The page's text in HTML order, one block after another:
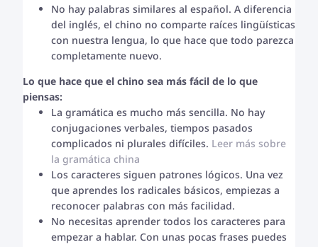
No hay palabras similares al español. A diferencia
del inglés, el chino no comparte raíces lingüísticas
con nuestra lengua, lo que hace que todo parezca
completamente nuevo.
Lo que hace que el chino sea más fácil de lo que
piensas:
La gramática es mucho más sencilla. No hay
conjugaciones verbales, tiempos pasados
complicados ni plurales difíciles. Leer más sobre
la gramática china
Los caracteres siguen patrones lógicos. Una vez
que aprendes los radicales básicos, empiezas a
reconocer palabras con más facilidad.
No necesitas aprender todos los caracteres para
empezar a hablar. Con unas pocas frases puedes